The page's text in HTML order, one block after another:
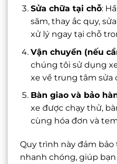
Sửa chữa tại chỗ:
săm, thay ắc quy,
xử lý ngay tại chỗ
Vận chuyển (nếu
chúng tôi sử dụng
xe về trung tâm sửa
Bàn giao và bảo
xe được chạy thử,
cùng hóa đơn và
Quy trình này đảm
nhanh chóng, giúp